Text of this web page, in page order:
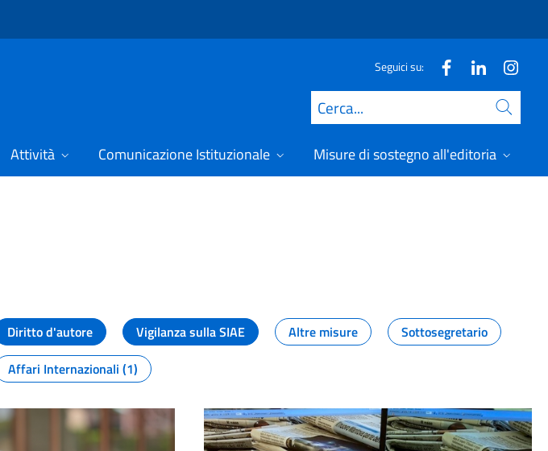
Seguici su:
Cerca
Attività Comunicazione Istituzionale Misure di sostegno all'editoria
Diritto d'autore Vigilanza sulla SIAE Altre misure
Sottosegretario
Affari Internazionali (1)